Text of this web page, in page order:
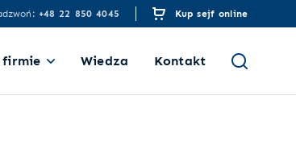
+48 22 850 4045 Kup sejf online
firmie Wiedza Kontakt